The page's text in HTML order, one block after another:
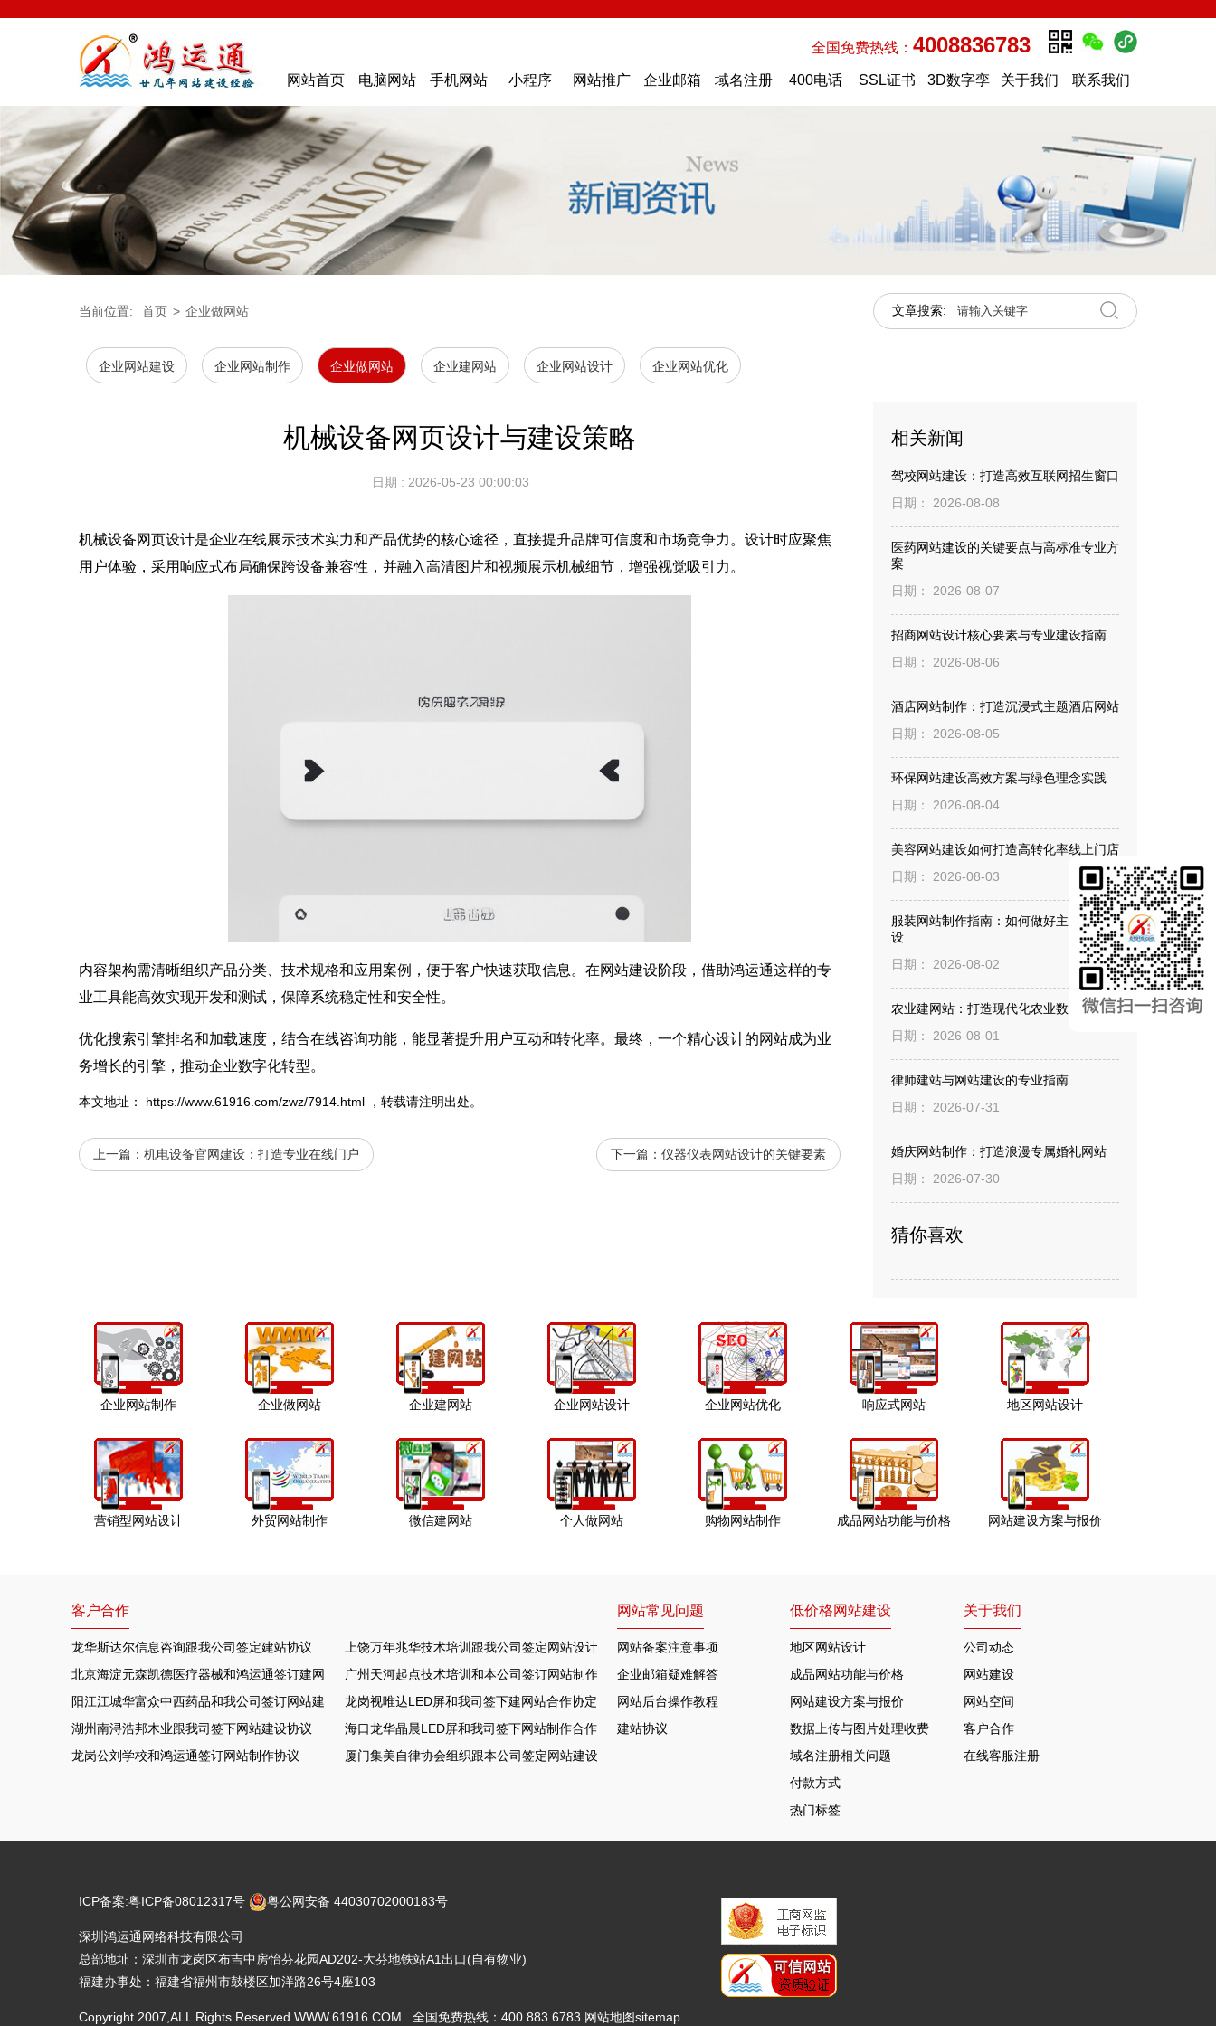
全国免费热线： 4008836783
网站首页 电脑网站 手机网站 小程序 网站推广 企业邮箱 域名注册 400电话 SSL证书 3D数字孪 关于我们 联系我们
当前位置: 首页 > 企业做网站 文章搜索:
企业网站建设 企业网站制作 企业做网站 企业建网站 企业网站设计 企业网站优化
机械设备网页设计与建设策略
日期 : 2026-05-23 00:00:03
机械设备网页设计是企业在线展示技术实力和产品优势的核心途径，直接提升品牌可信度和市场竞争力。设计时应聚焦
用户体验，采用响应式布局确保跨设备兼容性，并融入高清图片和视频展示机械细节，增强视觉吸引力。
内容架构需清晰组织产品分类、技术规格和应用案例，便于客户快速获取信息。在网站建设阶段，借助鸿运通这样的专
业工具能高效实现开发和测试，保障系统稳定性和安全性。
优化搜索引擎排名和加载速度，结合在线咨询功能，能显著提升用户互动和转化率。最终，一个精心设计的网站成为业
务增长的引擎，推动企业数字化转型。
本文地址： https://www.61916.com/zwz/7914.html ，转载请注明出处。
上一篇： 机电设备官网建设：打造专业在线门户 下一篇：仪器仪表网站设计的关键要素
相关新闻
驾校网站建设：打造高效互联网招生窗口
日期： 2026-08-08
医药网站建设的关键要点与高标准专业方
案
日期： 2026-08-07
招商网站设计核心要素与专业建设指南
日期： 2026-08-06
酒店网站制作：打造沉浸式主题酒店网站
日期： 2026-08-05
环保网站建设高效方案与绿色理念实践
日期： 2026-08-04
美容网站建设如何打造高转化率线上门店
日期： 2026-08-03
服装网站制作指南：如何做好主题网站建
设
日期： 2026-08-02
农业建网站：打造现代化农业数字名片
日期： 2026-08-01
律师建站与网站建设的专业指南
日期： 2026-07-31
婚庆网站制作：打造浪漫专属婚礼网站
日期： 2026-07-30
猜你喜欢
企业网站制作 企业做网站 企业建网站 企业网站设计 企业网站优化 响应式网站 地区网站设计
营销型网站设计 外贸网站制作 微信建网站 个人做网站 购物网站制作 成品网站功能与价格 网站建设方案与报价
客户合作
龙华斯达尔信息咨询跟我公司签定建站协议
上饶万年兆华技术培训跟我公司签定网站设计合作协定
北京海淀元森凯德医疗器械和鸿运通签订建网站项目广州天河起点技术培训和本公司签订网站制作协议
阳江江城华富众中西药品和我公司签订网站建设协议龙岗视唯达LED屏和我司签下建网站合作协定
湖州南浔浩邦木业跟我司签下网站建设协议
海口龙华晶晨LED屏和我司签下网站制作合作协定
龙岗公刘学校和鸿运通签订网站制作协议
厦门集美自律协会组织跟本公司签定网站建设合约
网站常见问题
网站备案注意事项
企业邮箱疑难解答
网站后台操作教程
建站协议
低价格网站建设
地区网站设计
成品网站功能与价格
网站建设方案与报价
数据上传与图片处理收费
域名注册相关问题
付款方式
热门标签
关于我们
公司动态
网站建设
网站空间
客户合作
在线客服注册
ICP备案:粤ICP备08012317号 粤公网安备 44030702000183号
深圳鸿运通网络科技有限公司
总部地址：深圳市龙岗区布吉中房怡芬花园AD202-大芬地铁站A1出口(自有物业)
福建办事处：福建省福州市鼓楼区加洋路26号4座103
Copyright 2007,ALL Rights Reserved WWW.61916.COM 全国免费热线：400 883 6783 网站地图sitemap